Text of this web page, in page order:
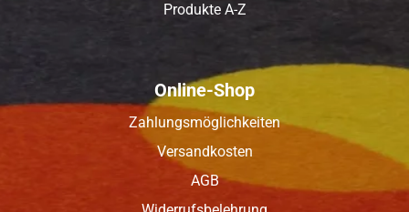
Produkte A-Z
Online-Shop
Zahlungsmöglichkeiten
Versandkosten
AGB